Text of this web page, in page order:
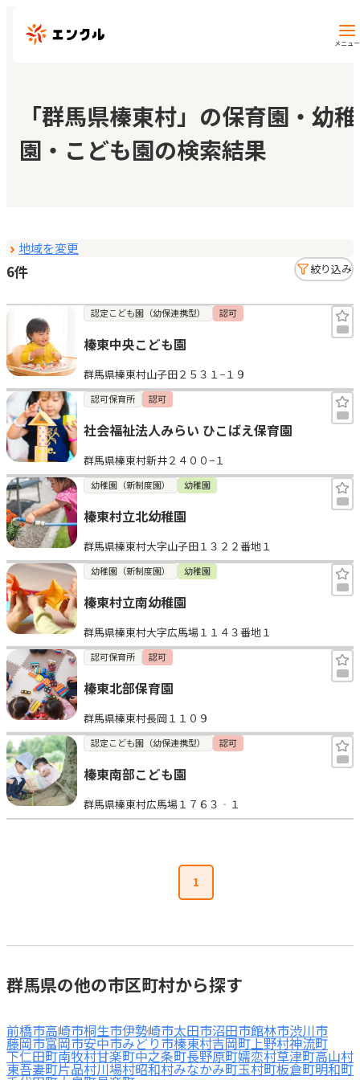
メニュー
保育園・幼稚園を探す
地図から探す
マイページ
お気に入り
見学日記
メッセージ
おすすめの園
エンクルの特徴と活用方法
コラム
お知らせ
「群馬県榛東村」の保育園・幼稚
園・こども園の検索結果
地域を変更
6件 絞り込み
認定こども園（幼保連携型） 認可
榛東中央こども園
群馬県榛東村山子田２５３１−１９
認可保育所 認可
社会福祉法人みらい ひこばえ保育園
群馬県榛東村新井２４００−１
幼稚園（新制度園） 幼稚園
榛東村立北幼稚園
群馬県榛東村大字山子田１３２２番地１
幼稚園（新制度園） 幼稚園
榛東村立南幼稚園
群馬県榛東村大字広馬場１１４３番地１
認可保育所 認可
榛東北部保育園
群馬県榛東村長岡１１０９
認定こども園（幼保連携型） 認可
榛東南部こども園
群馬県榛東村広馬場１７６３‐１
1
群馬県の他の市区町村から探す
前橋市高崎市桐生市伊勢崎市太田市沼田市館林市渋川市
藤岡市富岡市安中市みどり市榛東村吉岡町上野村神流町
下仁田町南牧村甘楽町中之条町長野原町嬬恋村草津町高山村
東吾妻町片品村川場村昭和村みなかみ町玉村町板倉町明和町